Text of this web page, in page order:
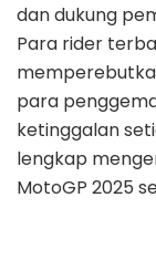
dan dukung
Para rider
para
ketinggalan
lengkap
MotoGP 2025